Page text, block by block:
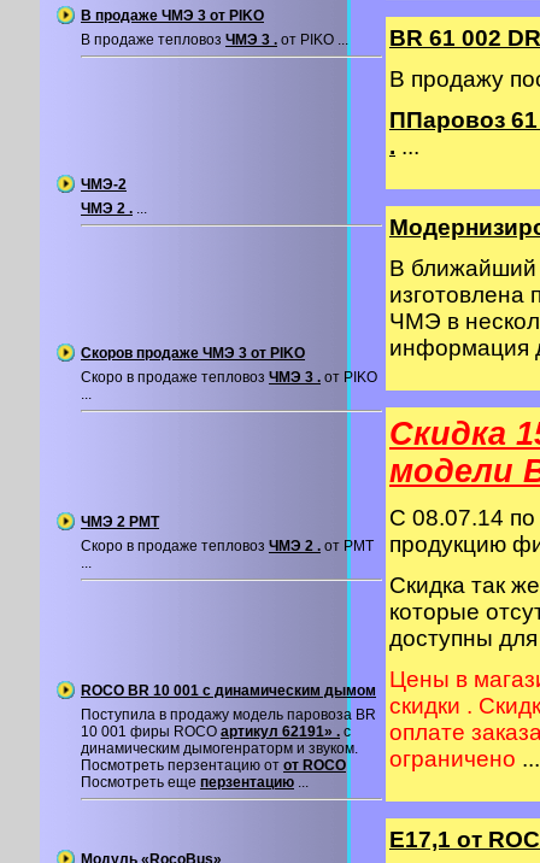
В продаже ЧМЭ 3 от PIKO
В продаже тепловоз ЧМЭ 3 . от PIKO ...
ЧМЭ-2
ЧМЭ 2 . ...
Скоров продаже ЧМЭ 3 от PIKO
Скоро в продаже тепловоз ЧМЭ 3 . от PIKO
...
ЧМЭ 2 PMT
Скоро в продаже тепловоз ЧМЭ 2 . от PMT
...
ROCO BR 10 001 с динамическим дымом
Поступила в продажу модель паровоза BR
10 001 фиры ROCO артикул 62191» . с
динамическим дымогенраторм и звуком.
Посмотреть перзентацию от от ROCO
Посмотреть еще перзентацию ...
Модуль «RocoBus»
BR 61 002
В продажу
ППаровоз
. ...
В ближайший
изготовлена
ЧМЭ в
информация
Скидка
модели
C 08.07.14
продукцию
Скидка так
которые
доступны
Цены в
скидки .
оплате
ограничено ...
Е17,1 от